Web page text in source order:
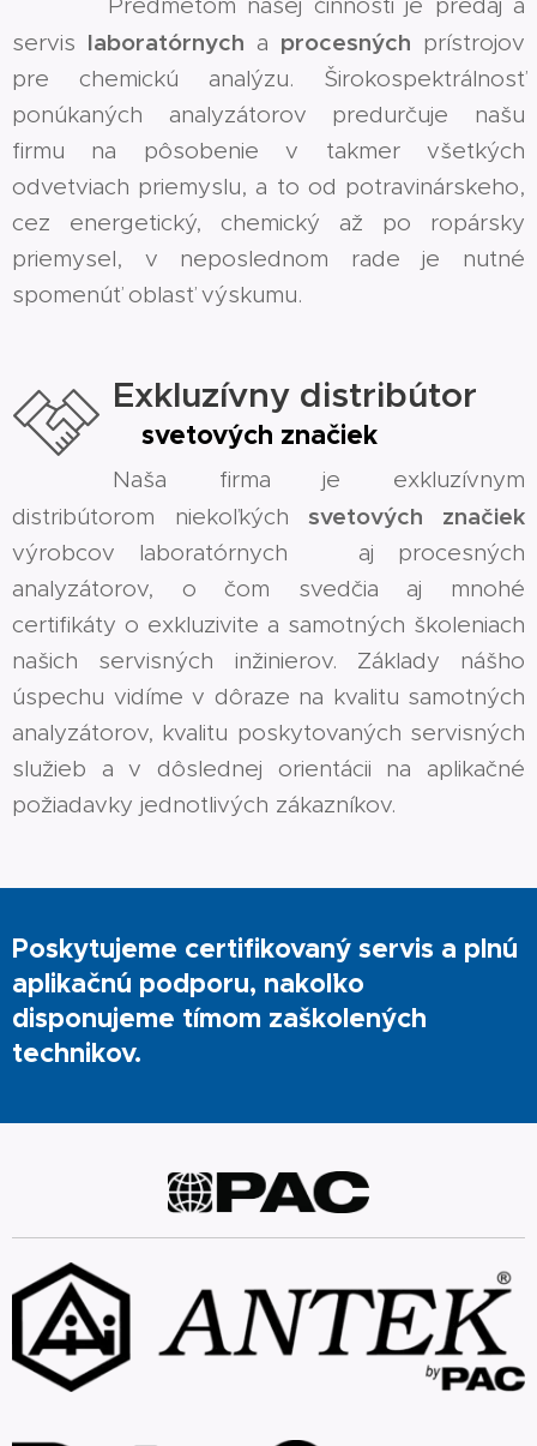
servis laboratórnych a procesných prístrojov
pre chemickú analýzu. Širokospektrálnosť
ponúkaných analyzátorov predurčuje našu
firmu na pôsobenie v takmer všetkých
odvetviach priemyslu, a to od potravinárskeho,
cez energetický, chemický až po ropársky
priemysel, v neposlednom rade je nutné
spomenúť oblasť výskumu.
Exkluzívny distribútor
svetových značiek
Naša firma je exkluzívnym
distribútorom niekoľkýchsvetových značiek
výrobcov laboratórnych aj procesných
analyzátorov, o čom svedčia aj mnohé
certifikáty o exkluzivite a samotných školeniach
našich servisných inžinierov. Základy nášho
úspechu vidíme v dôraze na kvalitu samotných
analyzátorov, kvalitu poskytovaných servisných
služieb a v dôslednej orientácii na aplikačné
požiadavky jednotlivých zákazníkov.
Poskytujeme certifikovaný servis a plnú
aplikačnú podporu, nakoľko
disponujeme tímom zaškolených
technikov.